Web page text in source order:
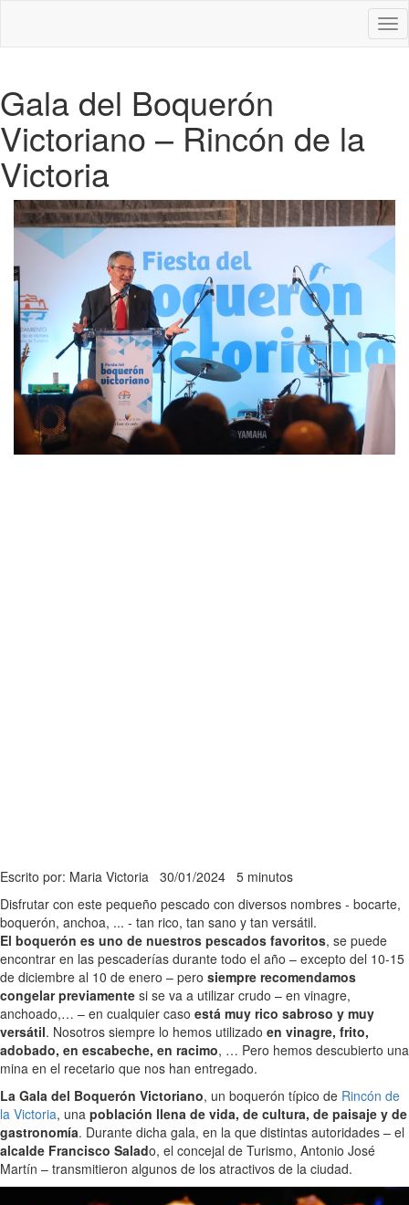
Gala del Boquerón
Victoriano – Rincón de la
Victoria
Escrito por: Maria Victoria 30/01/2024 5 minutos
Disfrutar con este pequeño pescado con diversos nombres - bocarte,
boquerón, anchoa, ... - tan rico, tan sano y tan versátil.
El boquerón es uno de nuestros pescados favoritos, se puede
encontrar en las pescaderías durante todo el año – excepto del 10-15
de diciembre al 10 de enero – pero siempre recomendamos
congelar previamente si se va a utilizar crudo – en vinagre,
anchoado,… – en cualquier caso está muy rico sabroso y muy
versátil. Nosotros siempre lo hemos utilizado en vinagre, frito,
adobado, en escabeche, en racimo, … Pero hemos descubierto una
mina en el recetario que nos han entregado.
La Gala del Boquerón Victoriano, un boquerón típico de Rincón de
la Victoria, una población llena de vida, de cultura, de paisaje y de
gastronomía. Durante dicha gala, en la que distintas autoridades – el
alcalde Francisco Salado, el concejal de Turismo, Antonio José
Martín – transmitieron algunos de los atractivos de la ciudad.